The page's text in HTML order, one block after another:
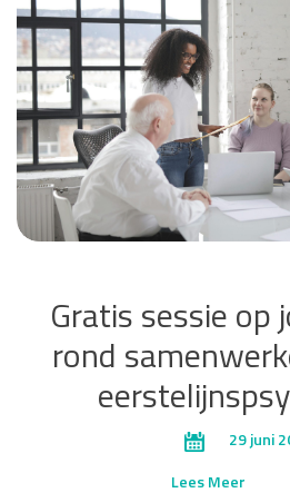
Gratis sessie op
rond
29 juni
Lees Meer